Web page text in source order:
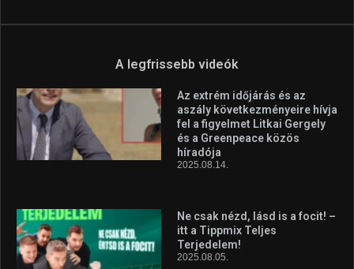
A legfrissebb videók
Az extrém időjárás és az
aszály következményeire hívja
fel a figyelmet Litkai Gergely
és a Greenpeace közös
híradója
2025.08.14.
Ne csak nézd, lásd is a focit! –
itt a Tippmix Teljes
Terjedelem!
2025.08.05.